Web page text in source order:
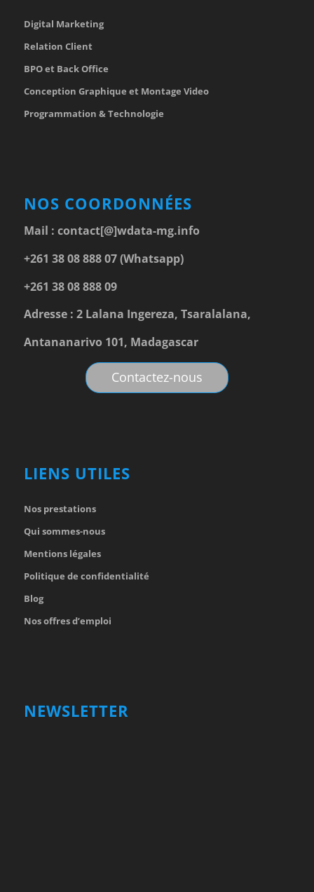
Digital Marketing
Relation Client
BPO et Back Office
Conception Graphique et Montage Video
Programmation & Technologie
NOS COORDONNÉES
Mail : contact[@]wdata-mg.info
+261 38 08 888 07 (Whatsapp)
+261 38 08 888 09
Adresse : 2 Lalana Ingereza, Tsaralalana,
Antananarivo 101, Madagascar
Contactez-nous
LIENS UTILES
Nos prestations
Qui sommes-nous
Mentions légales
Politique de confidentialité
Blog
Nos offres d’emploi
NEWSLETTER